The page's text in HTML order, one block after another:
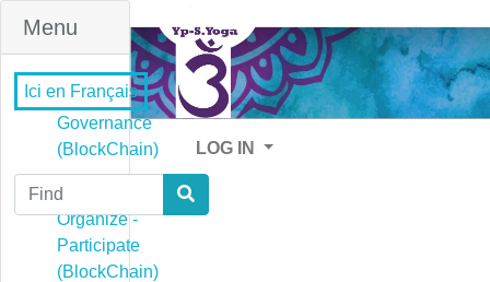
Menu
Governance
(BlockChain)
Governance -
Organize -
Participate
(BlockChain)
Ici en Français
LOG IN
Find